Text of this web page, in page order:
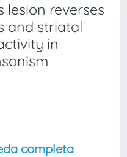
lesion reverses
and striatal
in
completa